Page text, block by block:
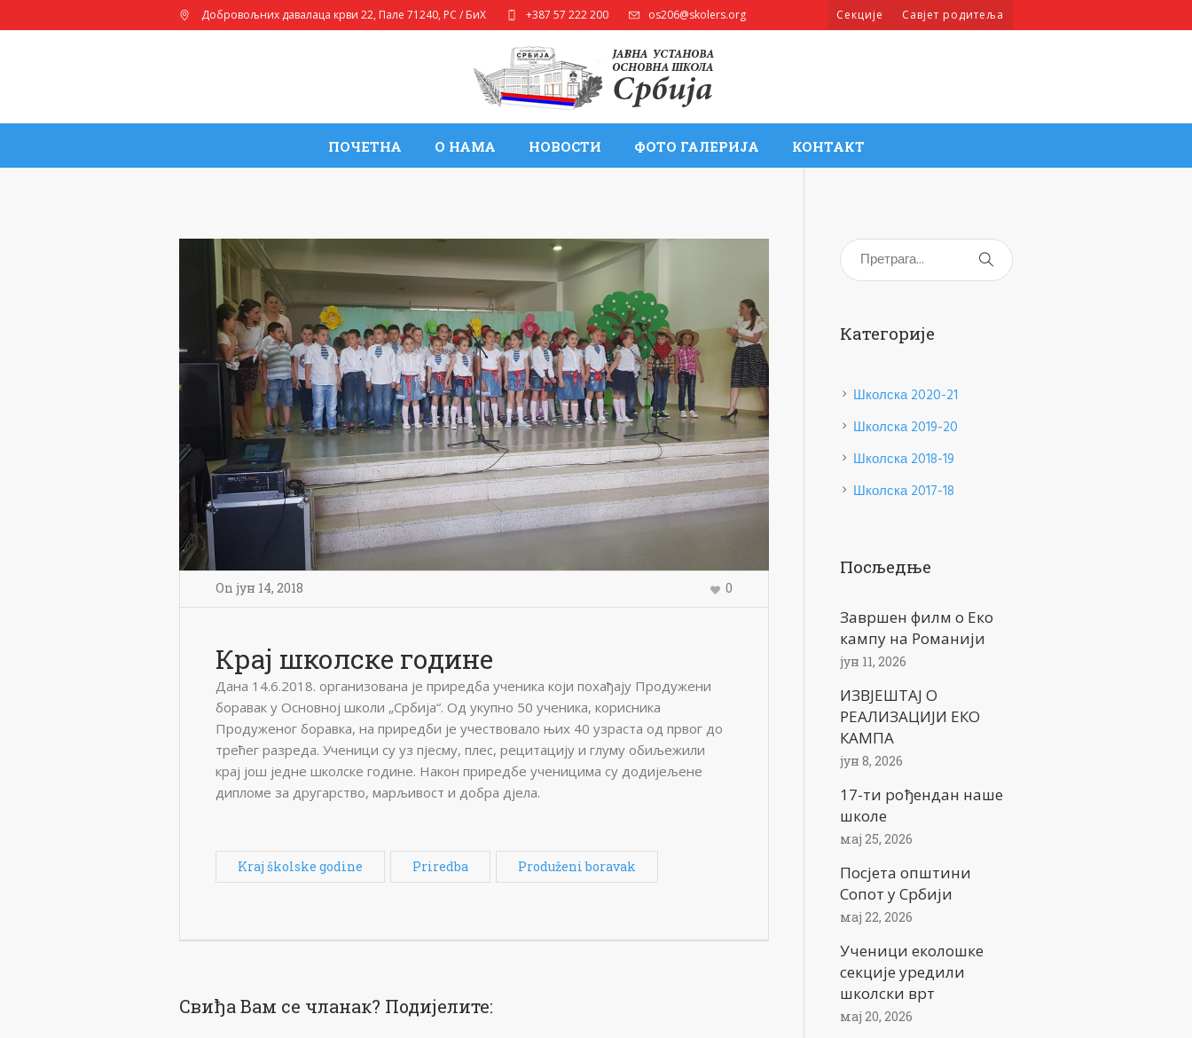
Секције Савјет родитеља
Добровољних давалаца крви 22, Пале 71240, РС / БиХ +387 57 222 200 os206@skolers.org
ПОЧЕТНА О НАМА НОВОСТИ ФОТО ГАЛЕРИЈА КОНТАКТ
On јун 14, 2018 0
Крај школске године
Дана 14.6.2018. организована је приредба ученика који похађају Продужени
боравак у Основној школи „Србија“. Од укупно 50 ученика, корисника
Продуженог боравка, на приредби је учествовало њих 40 узраста од првог до
трећег разреда. Ученици су уз пјесму, плес, рецитацију и глуму обиљежили
крај још једне школске године. Након приредбе ученицима су додијељене
дипломе за другарство, марљивост и добра дјела.
Kraj školske godine Priredba Produženi boravak
Свиђа Вам се чланак? Подијелите:
Категорије
Школска 2020-21
Школска 2019-20
Школска 2018-19
Школска 2017-18
Посљедње
Завршен филм о Еко
кампу на Романији
јун 11, 2026
ИЗВЈЕШТАЈ О
РЕАЛИЗАЦИЈИ ЕКО
КАМПА
јун 8, 2026
17-ти рођендан наше
школе
мај 25, 2026
Посјета општини
Сопот у Србији
мај 22, 2026
Ученици еколошке
секције уредили
школски врт
мај 20, 2026